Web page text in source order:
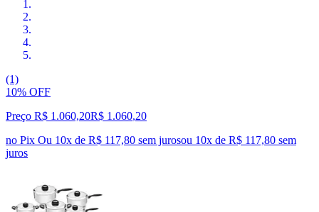
(1)
10% OFF
Preço R$ 1.060,20R$ 1.060,20
no Pix Ou 10x de R$ 117,80 sem jurosou 10x de R$ 117,80 sem
juros